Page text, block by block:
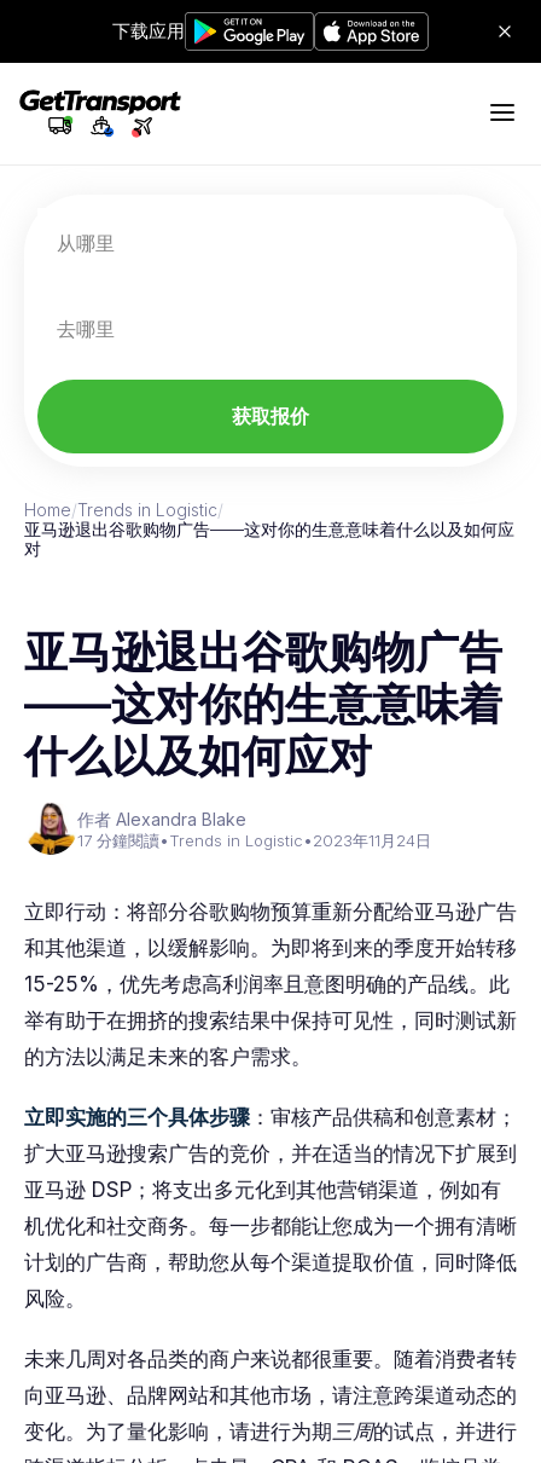
下载应用
从哪里
去哪里
获取报价
Home/Trends in Logistic/
亚马逊退出谷歌购物广告——这对你的生意意味着什么以及如何应
对
亚马逊退出谷歌购物广告
——这对你的生意意味着
什么以及如何应对
作者 Alexandra Blake
17 分鐘閱讀•Trends in Logistic•2023年11月24日
立即行动：将部分谷歌购物预算重新分配给亚马逊广告
和其他渠道，以缓解影响。为即将到来的季度开始转移
15-25%，优先考虑高利润率且意图明确的产品线。此
举有助于在拥挤的搜索结果中保持可见性，同时测试新
的方法以满足未来的客户需求。
立即实施的三个具体步骤：审核产品供稿和创意素材；
扩大亚马逊搜索广告的竞价，并在适当的情况下扩展到
亚马逊 DSP；将支出多元化到其他营销渠道，例如有
机优化和社交商务。每一步都能让您成为一个拥有清晰
计划的广告商，帮助您从每个渠道提取价值，同时降低
风险。
未来几周对各品类的商户来说都很重要。随着消费者转
向亚马逊、品牌网站和其他市场，请注意跨渠道动态的
变化。为了量化影响，请进行为期三周的试点，并进行